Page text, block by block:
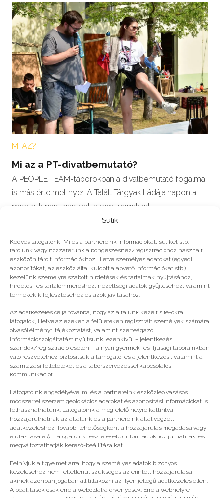
Sütik
Kedves látogatónk! Mi és a partnereink információkat, sütiket stb.
tárolunk vagy hozzáférünk a böngészéshez/regisztrációhoz használt
eszközön tárolt információkhoz, illetve személyes adatokat (egyedi
azonosítókat, az eszköz által küldött alapvető információkat stb.)
kezelünk személyre szabott hirdetések és tartalmak nyújtásához,
hirdetés- és tartalomméréshez, nézettségi adatok gyűjtéséhez, valamint
termékek kifejlesztéséhez és azok javításához.
Az adatkezelés célja továbbá, hogy az általunk kezelt site-okra
látogatók, illetve az ezeken a felületeken regisztrált személyek számára
olvasói élményt, tájékoztatást, valamint szerteágazó
információszolgáltatást nyújtsunk, ezenkívül – jelentkezési
szándék/regisztráció esetén – a nyári gyermek- és ifjúsági táborainkban
való részvételhez biztosítsuk a támogatói és a jelentkezési, valamint a
számlázási feltételeket és a táborszervezéssel kapcsolatos
kommunikációt.
Látogatóink engedélyével mi és a partnereink eszközleolvasásos
módszerrel szerzett geolokációs adatokat és azonosítási információkat is
felhasználhatunk. Látogatóink a megfelelő helyre kattintva
hozzájárulhatnak az általunk és a partnereink által végzett
adatkezeléshez. További lehetőségként a hozzájárulás megadása vagy
elutasítása előtt látogatóink részletesebb információkhoz juthatnak, és
megváltoztathatják kereső-beállításaikat.
Felhívjuk a figyelmet arra, hogy a személyes adatok bizonyos
kezeléséhez nem feltétlenül szükséges az érintett hozzájárulása,
akinek azonban jogában áll tiltakozni az ilyen jellegű adatkezelés ellen.
A beállítások csak erre a weboldalra érvényesek. Erre a webhelyre
MI AZ?
Mi az a PT-divatbemutató?
A PEOPLE TEAM-táborokban a divatbemutató fogalma
is más értelmet nyer. A Talált Tárgyak Ládája naponta
megtelik papucsokkal, szemüvegekkel,
basaballsapkákkkal, pólókkal,…
#2022
Még több
Mi az a játékszoba?